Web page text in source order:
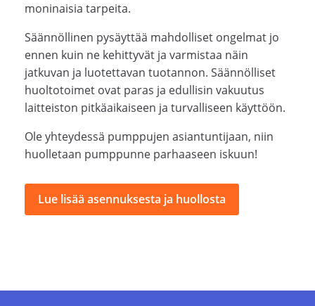
moninaisia tarpeita.
Säännöllinen pysäyttää mahdolliset ongelmat jo
ennen kuin ne kehittyvät ja varmistaa näin
jatkuvan ja luotettavan tuotannon. Säännölliset
huoltotoimet ovat paras ja edullisin vakuutus
laitteiston pitkäaikaiseen ja turvalliseen käyttöön.
Ole yhteydessä pumppujen asiantuntijaan, niin
huolletaan pumppunne parhaaseen iskuun!
Lue lisää asennuksesta ja huollosta